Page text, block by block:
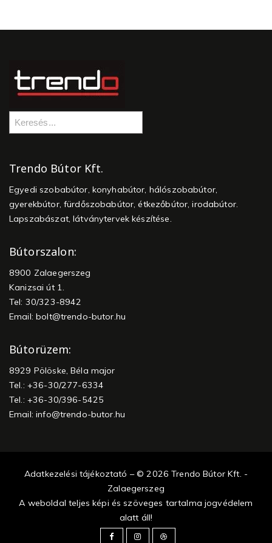
Trendo Bútor Kft.
Egyedi szobabútor, konyhabútor, hálószobabútor,
gyerekbútor, fürdőszobabútor, étkezőbútor, irodabútor.
Lapszabászat, látványtervek készítése.
Bútorszalon:
8900 Zalaegerszeg
Kanizsai út 1.
Tel: 30/323-8942
Email:bolt@trendo-butor.hu
Bútorüzem:
8929 Pölöske, Béla major
Tel.: +36-30/277-6334
Tel.: +36-30/396-5425
Email:info@trendo-butor.hu
Adatkezelési tájékoztató – © 2026 Trendo Bútor Kft. -
Zalaegerszeg
A weboldal teljes képi és szöveges tartalma jogvédelem
alatt áll!